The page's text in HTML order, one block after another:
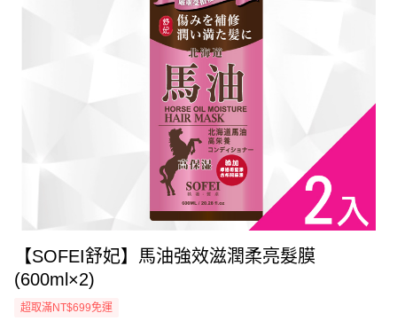
【SOFEI舒妃】馬油強效滋潤柔亮髮膜
(600ml×2)
超取滿NT$699免運